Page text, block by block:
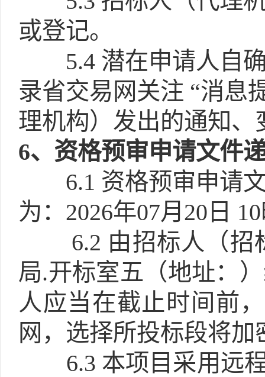
或登记。
5.4 潜在申请人自
录省交易网关注 “消息
理机构）发出的通知
6、资格预审申请文件
6.1 资格预审申请
为：2026年07月20日
6.2 由招标人（招
局.开标室五（地址：
人应当在截止时间前
网，选择所投标段将
6.3 本项目采用远